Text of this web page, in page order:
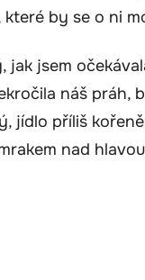
které by se o ni
jsem
náš práh,
jídlo příliš
nad